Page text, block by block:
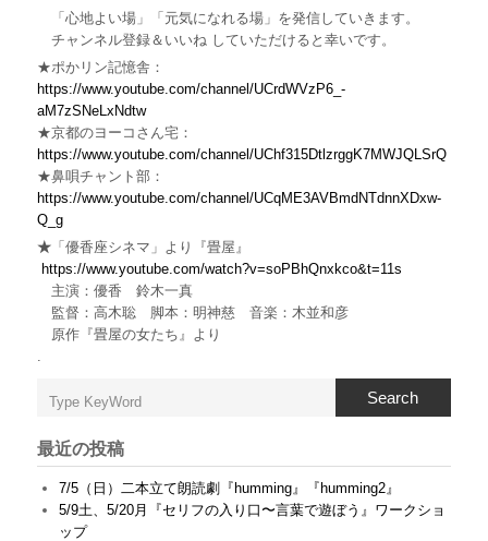
「心地よい場」「元気になれる場」を発信していきます。
チャンネル登録＆いいね していただけると幸いです。
★ポかリン記憶舎：
https://www.youtube.com/channel/UCrdWVzP6_-
aM7zSNeLxNdtw
★京都のヨーコさん宅：
https://www.youtube.com/channel/UChf315DtlzrggK7MWJQLSrQ
★鼻唄チャント部：
https://www.youtube.com/channel/UCqME3AVBmdNTdnnXDxw-
Q_g
★ 「優香座シネマ」より『畳屋』
https://www.youtube.com/watch?v=soPBhQnxkco&t=11s
主演：優香 鈴木一真
監督：高木聡 脚本：明神慈 音楽：木並和彦
原作『畳屋の女たち』より
Search
最近の投稿
7/5（日）二本立て朗読劇『humming』『humming2』
5/9土、5/20月『セリフの入り口〜言葉で遊ぼう』ワークショ
ップ